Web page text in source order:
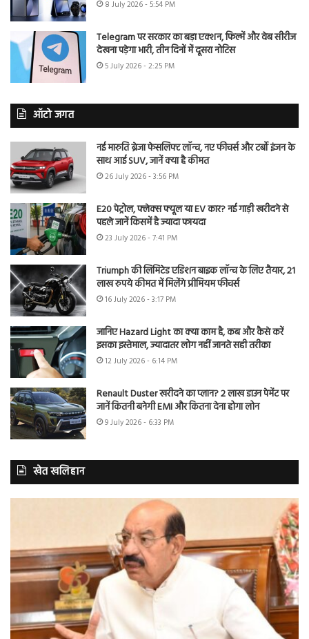
8 July 2026 - 5:54 PM
Telegram पर सरकार का बड़ा एक्शन, फिल्में और वेब सीरीज
देखना पड़ेगा भारी, तीन दिनों में दूसरा नोटिस
5 July 2026 - 2:25 PM
ऑटो जगत
नई मारुति ब्रेजा फेसलिफ्ट लॉन्च, नए फीचर्स और टर्बो इंजन के
साथ आई SUV, जानें क्या है कीमत
26 July 2026 - 3:56 PM
E20 पेट्रोल, फ्लेक्स फ्यूल या EV कार? नई गाड़ी खरीदने से
पहले जानें किसमें है ज्यादा फायदा
23 July 2026 - 7:41 PM
Triumph की लिमिटेड एडिशन बाइक लॉन्च के लिए तैयार, 21
लाख रुपये कीमत में मिलेंगे प्रीमियम फीचर्स
16 July 2026 - 3:17 PM
जानिए Hazard Light का क्या काम है, कब और कैसे करें
इसका इस्तेमाल, ज्यादातर लोग नहीं जानते सही तरीका
12 July 2026 - 6:14 PM
Renault Duster खरीदने का प्लान? 2 लाख डाउन पेमेंट पर
जानें कितनी बनेगी EMI और कितना देना होगा लोन
9 July 2026 - 6:33 PM
खेत खलिहान